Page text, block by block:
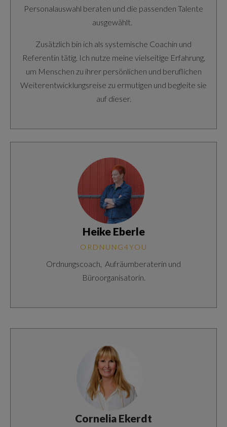
Personalauswahl beraten und die passenden Talente
ausgewählt.
Zusätzlich bin ich als systemische Coachin und
Referentin tätig. Ich nutze meine vielseitige Erfahrung,
um Menschen zu ihrer persönlichen und beruflichen
Weiterentwicklungsreise zu ermutigen und begleite sie
auf dieser.
Heike Eberle
ORDNUNG4YOU
Ordnungscoach, Aufräumberaterin und
Büroorganisatorin.
Cornelia Ekerdt